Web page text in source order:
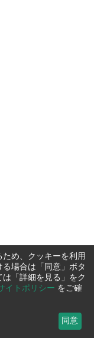
め、クッキーを利用
場合は「同意」ボタ
「詳細を見る」をク
イトポリシー をご確
同意